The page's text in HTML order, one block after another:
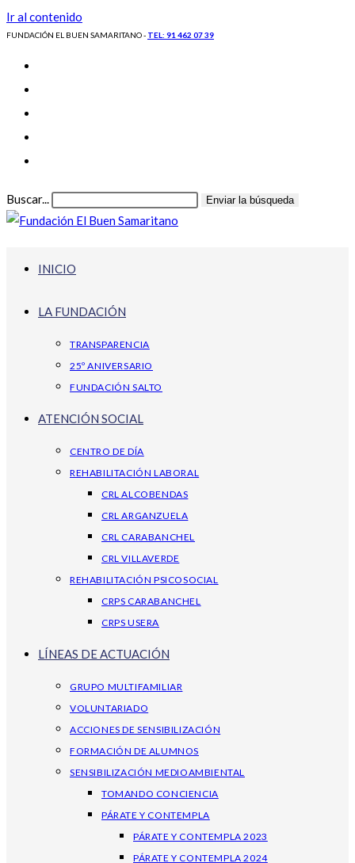
Ir al contenido
FUNDACIÓN EL BUEN SAMARITANO - TEL: 91 462 07 39
Buscar... Enviar la búsqueda
INICIO
LA FUNDACIÓN
TRANSPARENCIA
25º ANIVERSARIO
FUNDACIÓN SALTO
ATENCIÓN SOCIAL
CENTRO DE DÍA
REHABILITACIÓN LABORAL
CRL ALCOBENDAS
CRL ARGANZUELA
CRL CARABANCHEL
CRL VILLAVERDE
REHABILITACIÓN PSICOSOCIAL
CRPS CARABANCHEL
CRPS USERA
LÍNEAS DE ACTUACIÓN
GRUPO MULTIFAMILIAR
VOLUNTARIADO
ACCIONES DE SENSIBILIZACIÓN
FORMACIÓN DE ALUMNOS
SENSIBILIZACIÓN MEDIOAMBIENTAL
TOMANDO CONCIENCIA
PÁRATE Y CONTEMPLA
PÁRATE Y CONTEMPLA 2023
PÁRATE Y CONTEMPLA 2024